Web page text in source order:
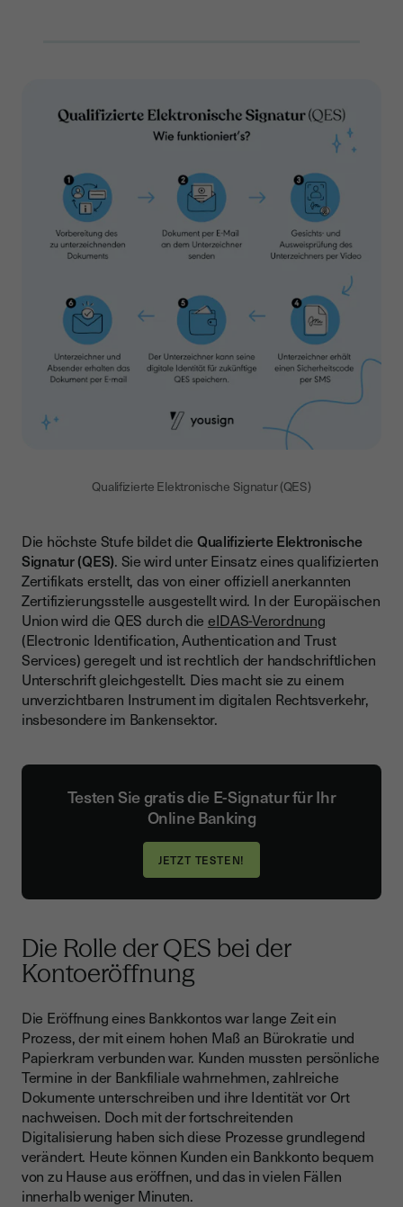
Qualifizierte Elektronische Signatur (QES)
Die höchste Stufe bildet die Qualifizierte Elektronische
Signatur (QES). Sie wird unter Einsatz eines qualifizierten
Zertifikats erstellt, das von einer offiziell anerkannten
Zertifizierungsstelle ausgestellt wird. In der Europäischen
Union wird die QES durch die eIDAS-Verordnung
(Electronic Identification, Authentication and Trust
Services) geregelt und ist rechtlich der handschriftlichen
Unterschrift gleichgestellt. Dies macht sie zu einem
unverzichtbaren Instrument im digitalen Rechtsverkehr,
insbesondere im Bankensektor.
Testen Sie gratis die E-Signatur für Ihr
Online Banking
Die Rolle der QES bei der
Kontoeröffnung
Die Eröffnung eines Bankkontos war lange Zeit ein
Prozess, der mit einem hohen Maß an Bürokratie und
Papierkram verbunden war. Kunden mussten persönliche
Termine in der Bankfiliale wahrnehmen, zahlreiche
Dokumente unterschreiben und ihre Identität vor Ort
nachweisen. Doch mit der fortschreitenden
Digitalisierung haben sich diese Prozesse grundlegend
verändert. Heute können Kunden ein Bankkonto bequem
von zu Hause aus eröffnen, und das in vielen Fällen
innerhalb weniger Minuten.